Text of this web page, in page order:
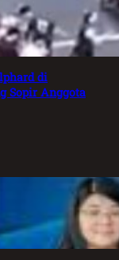
di
Sopir Anggota